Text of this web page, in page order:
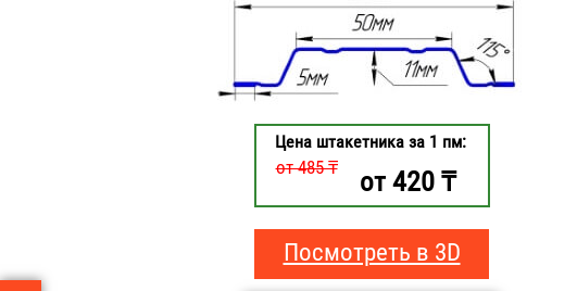
Цена штакетника за 1 пм:
от 485 ₸ от 420₸
Посмотреть в 3D